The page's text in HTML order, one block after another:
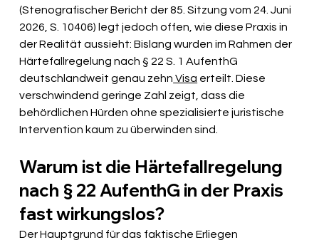
(Stenografischer Bericht der 85. Sitzung vom 24. Juni
2026, S. 10406) legt jedoch offen, wie diese Praxis in
der Realität aussieht: Bislang wurden im Rahmen der
Härtefallregelung nach § 22 S. 1 AufenthG
deutschlandweit genau zehn Visa erteilt. Diese
verschwindend geringe Zahl zeigt, dass die
behördlichen Hürden ohne spezialisierte juristische
Intervention kaum zu überwinden sind.
Warum ist die Härtefallregelung
nach § 22 AufenthG in der Praxis
fast wirkungslos?
Der Hauptgrund für das faktische Erliegen